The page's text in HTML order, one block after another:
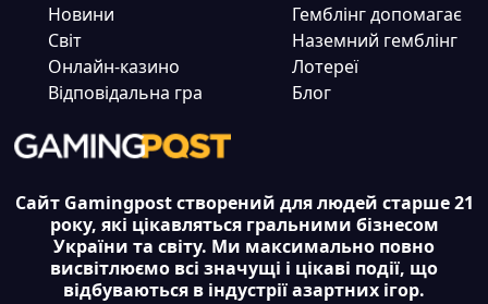
Новини
Світ
Онлайн-казино
Відповідальна гра
Гемблінг допомагає
Наземний гемблінг
Лотереї
Блог
Сайт Gamingpost створений для людей старше 21
року, які цікавляться гральними бізнесом
України та світу. Ми максимально повно
висвітлюємо всі значущі і цікаві події, що
відбуваються в індустрії азартних ігор.